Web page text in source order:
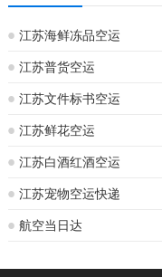
江苏海鲜冻品空运
江苏普货空运
江苏文件标书空运
江苏鲜花空运
江苏白酒红酒空运
江苏宠物空运快递
航空当日达